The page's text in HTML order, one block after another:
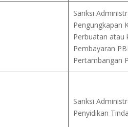
Sanksi
Pengungkapan
Perbuatan atau
Pembayaran
Pertambangan
Sanksi
Penyidikan